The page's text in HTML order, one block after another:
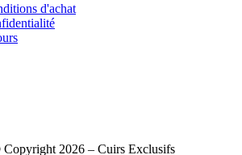
d'achat
Copyright 2026 – Cuirs Exclusifs